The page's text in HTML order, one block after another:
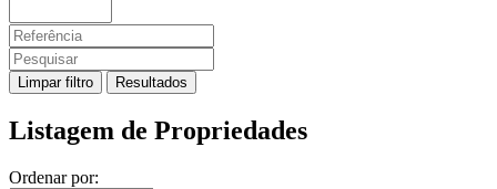
Limpar filtro Resultados
Listagem de Propriedades
Ordenar por: